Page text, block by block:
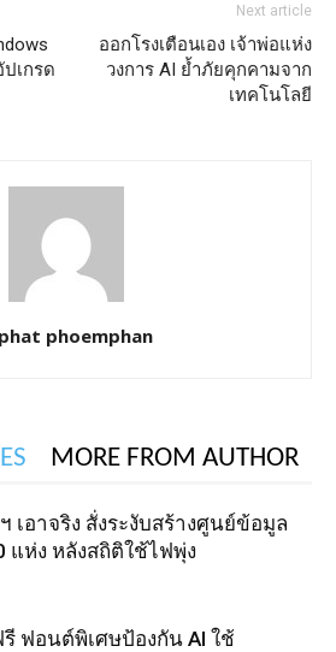
เกรด
Next article
ออกโรงเตือนเอง เจ้าพ่อแห่ง
วงการ AI ย้ำภัยคุกคามจาก
เทคโนโลยี
phoemphan
MORE FROM AUTHOR
เอาจริง สั่งระงับสร้างศูนย์ข้อมูล
แห่ง หลังสถิติใช้ไฟพุ่ง
ฟอนต์พิเศษป้องกัน AI ใช้